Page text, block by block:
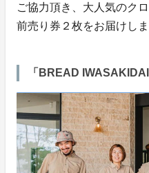
ご協力頂き、大人気のク
前売り券２枚をお届けしま
「BREAD